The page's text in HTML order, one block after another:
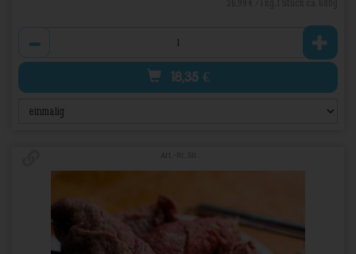
18,35 €